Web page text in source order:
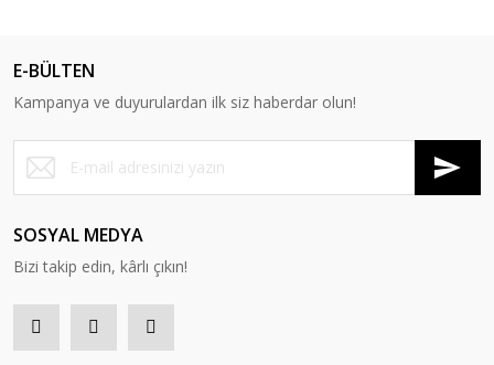
E-BÜLTEN
Kampanya ve duyurulardan ilk siz haberdar olun!
SOSYAL MEDYA
Bizi takip edin, kârlı çıkın!